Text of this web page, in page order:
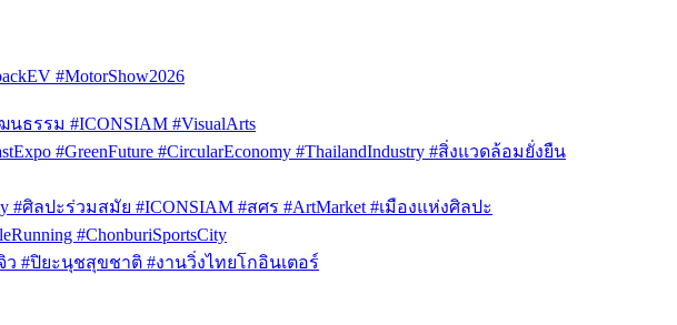
#MotorShow2026
ธรรม #ICONSIAM #VisualArts
#GreenFuture #CircularEconomy #ThailandIndustry #สิ่งแวดล้อมยั่งยืน
#ศิลปะร่วมสมัย #ICONSIAM #สศร #ArtMarket #เมืองแห่งศิลปะ
#ChonburiSportsCity
จิว #ปิยะนุชสุขชาติ #งานวิ่งไทยโกอินเตอร์